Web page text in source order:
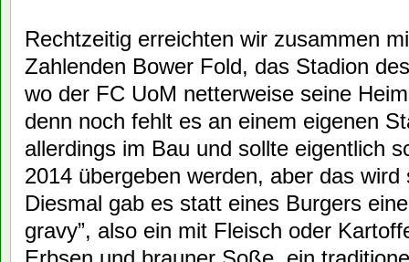
Rechtzeitig erreichten wir zusammen
Zahlenden Bower Fold, das Stadion
wo der FC UoM netterweise seine
denn noch fehlt es an einem eigenen
allerdings im Bau und sollte eigentlich
2014 übergeben werden, aber das
Diesmal gab es statt eines Burgers
gravy”, also ein mit Fleisch oder